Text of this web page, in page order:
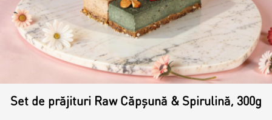
Set de prăjituri Raw Căpșună & Spirulină, 300g